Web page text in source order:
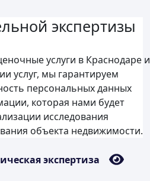
экспертизы
услуги в Краснодаре и
услуг, мы гарантируем
персональных данных
которая нами будет
исследования
объекта недвижимости.
экспертиза